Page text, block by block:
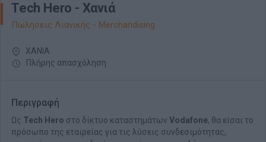
Tech Hero - Χανιά
Πωλήσεις Λιανικής - Merchandising
ΧΑΝΙΑ
Πλήρης απασχόληση
Περιγραφή
Ως Tech Hero στο δίκτυο καταστημάτων Vodafone, θα είσαι το
πρόσωπο της εταιρείας για τις λύσεις συνδεσιμότητας,